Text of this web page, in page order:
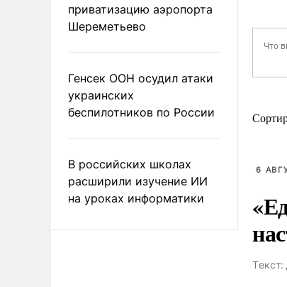
приватизацию аэропорта
Шереметьево
Генсек ООН осудил атаки
украинских
беспилотников по России
В российских школах
расширили изучение ИИ
на уроках информатики
6
Tекст: